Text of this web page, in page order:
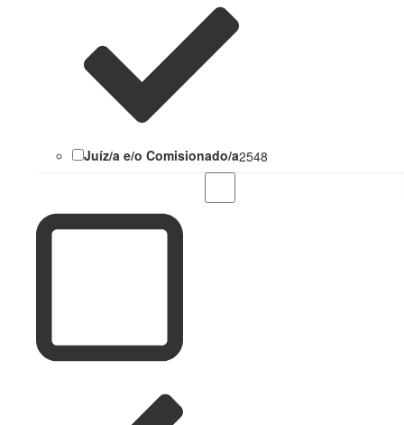
Juíz/a e/o Comisionado/a2548